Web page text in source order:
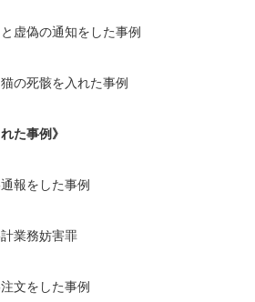
虚偽の通知をした事例
の死骸を入れた事例
た事例》
報をした事例
業務妨害罪
文をした事例